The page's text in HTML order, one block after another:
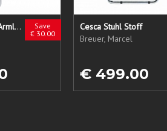
Save
€ 30.00
Cesca Stuhl Mit Armlehnen
Cesca Stuhl Stoff
Breuer, Marcel
€ 499.00